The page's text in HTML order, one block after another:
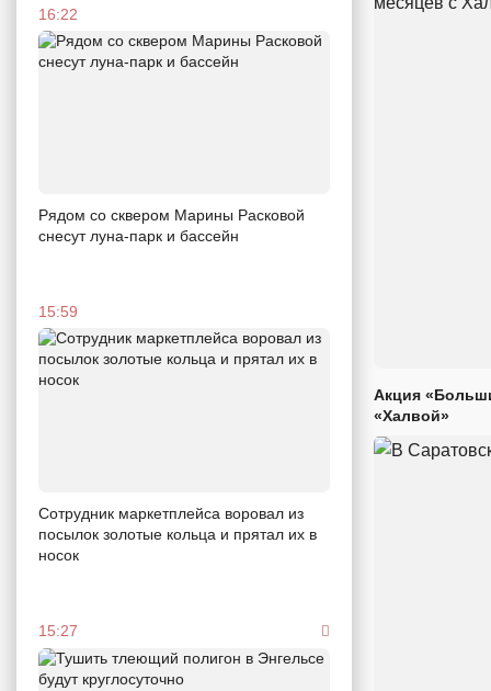
16:22
Рядом со сквером Марины Расковой
снесут луна-парк и бассейн
15:59
Сотрудник маркетплейса воровал из
посылок золотые кольца и прятал их в
носок
15:27
Акция
«Халвой»